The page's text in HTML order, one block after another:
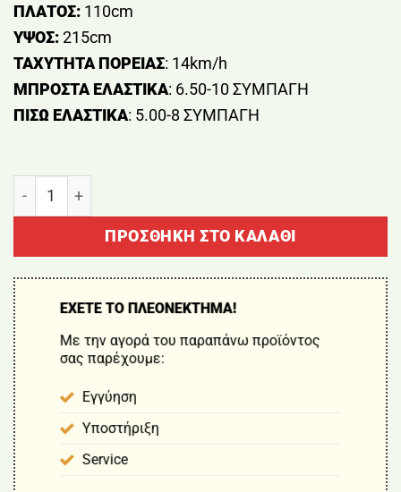
ΠΛΑΤΟΣ: 110cm
ΥΨΟΣ:215cm
ΤΑΧΥΤΗΤΑ ΠΟΡΕΙΑΣ: 14km/h
ΜΠΡΟΣΤΑ ΕΛΑΣΤΙΚΑ: 6.50-10 ΣΥΜΠΑΓΗ
ΠΙΣΩ ΕΛΑΣΤΙΚΑ: 5.00-8 ΣΥΜΠΑΓΗ
ΠΡΟΣΘΉΚΗ ΣΤΟ ΚΑΛΆΘΙ
ΕΧΕΤΕ ΤΟ ΠΛΕΟΝΕΚΤΗΜΑ!
Με την αγορά του παραπάνω προϊόντος
σας παρέχουμε:
Εγγύηση
Υποστήριξη
Service